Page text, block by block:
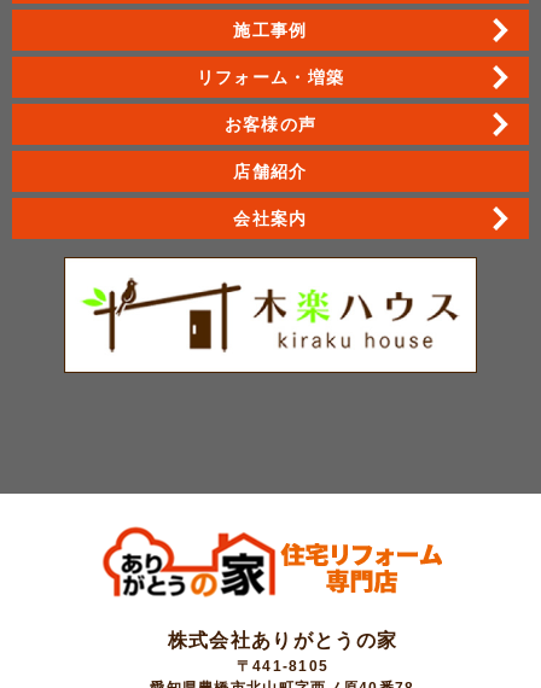
施工事例
リフォーム・増築
お客様の声
店舗紹介
会社案内
株式会社ありがとうの家
〒441-8105